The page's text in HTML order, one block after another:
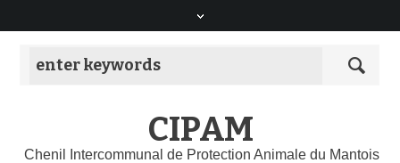
CIPAM
Chenil Intercommunal de Protection Animale du Mantois